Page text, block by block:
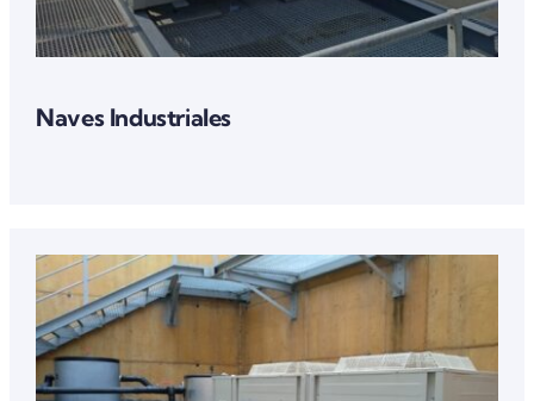
Naves Industriales